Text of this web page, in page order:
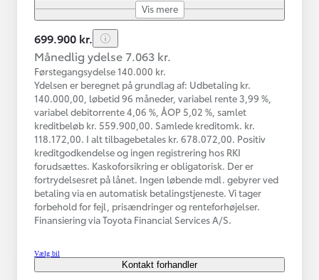
Vis mere
699.900 kr.
Månedlig ydelse 7.063 kr.
Førstegangsydelse 140.000 kr.
Ydelsen er beregnet på grundlag af: Udbetaling kr.
140.000,00, løbetid 96 måneder, variabel rente 3,99 %,
variabel debitorrente 4,06 %, ÅOP 5,02 %, samlet
kreditbeløb kr. 559.900,00. Samlede kreditomk. kr.
118.172,00. I alt tilbagebetales kr. 678.072,00. Positiv
kreditgodkendelse og ingen registrering hos RKI
forudsættes. Kaskoforsikring er obligatorisk. Der er
fortrydelsesret på lånet. Ingen løbende mdl. gebyrer ved
betaling via en automatisk betalingstjeneste. Vi tager
forbehold for fejl, prisændringer og renteforhøjelser.
Finansiering via Toyota Financial Services A/S.
Vælg bil
Kontakt forhandler